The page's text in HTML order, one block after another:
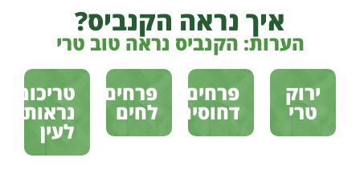
איך נראה הקנביס?
הערות: הקנביס נראה טוב טרי
ירוק
טרי
פרחים
דחוסים
פרחים
לחים
טריכומות
נראות
לעין